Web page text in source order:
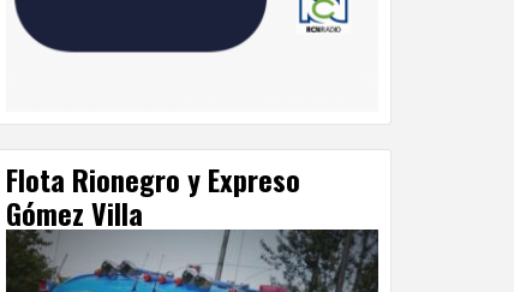
Flota Rionegro y Expreso
Gómez Villa